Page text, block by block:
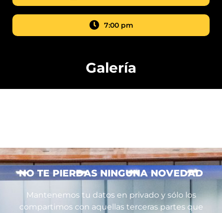
7:00 pm
Galería
NO TE PIERDAS NINGUNA NOVEDAD
Mantenemos tu datos en privado y sólo los
compartimos con aquellas terceras partes que